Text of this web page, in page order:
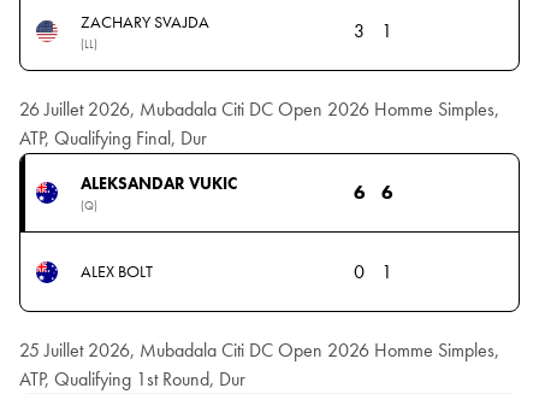
ZACHARY SVAJDA
(LL)
3 1
26 Juillet 2026, Mubadala Citi DC Open 2026 Homme Simples,
ATP, Qualifying Final, Dur
ALEKSANDAR VUKIC
(Q)
6 6
ALEX BOLT 0 1
25 Juillet 2026, Mubadala Citi DC Open 2026 Homme Simples,
ATP, Qualifying 1st Round, Dur